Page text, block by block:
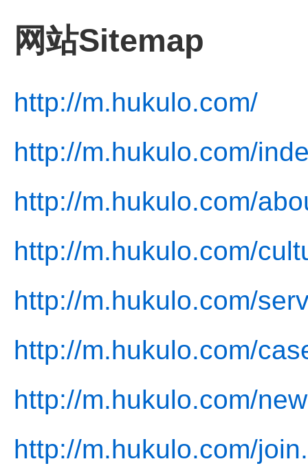
网站Sitemap
http://m.hukulo.com/
http://m.hukulo.com/
http://m.hukulo.com/
http://m.hukulo.com/
http://m.hukulo.com/
http://m.hukulo.com/
http://m.hukulo.com/
http://m.hukulo.com/